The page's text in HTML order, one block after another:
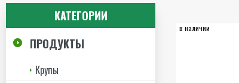
КАТЕГОРИИ
ПРОДУКТЫ
Крупы
в наличии